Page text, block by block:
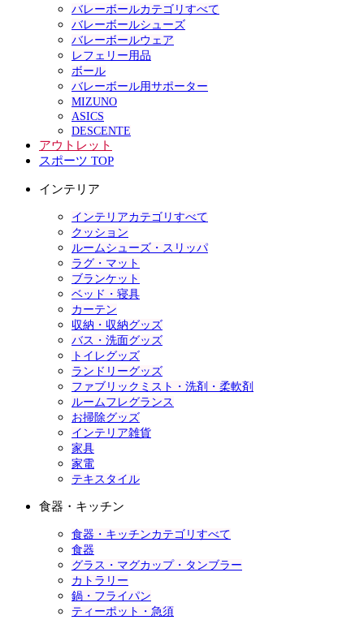
バレーボールカテゴリすべて
バレーボールシューズ
バレーボールウェア
レフェリー用品
ボール
バレーボール用サポーター
MIZUNO
ASICS
DESCENTE
アウトレット
スポーツ TOP
インテリア
インテリアカテゴリすべて
クッション
ルームシューズ・スリッパ
ラグ・マット
ブランケット
ベッド・寝具
カーテン
収納・収納グッズ
バス・洗面グッズ
トイレグッズ
ランドリーグッズ
ファブリックミスト・洗剤・柔軟剤
ルームフレグランス
お掃除グッズ
インテリア雑貨
家具
家電
テキスタイル
食器・キッチン
食器・キッチンカテゴリすべて
食器
グラス・マグカップ・タンブラー
カトラリー
鍋・フライパン
ティーポット・急須